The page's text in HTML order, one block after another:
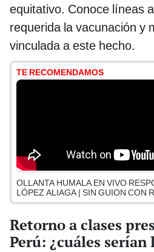
equitativo. Conoce líneas
requerida la vacunación y
vinculada a este hecho.
TE RECOMENDAMOS
OLLANTA HUMALA EN VIVO
LÓPEZ ALIAGA | SIN GUION CON
Retorno a clases
Perú: ¿cuáles serían